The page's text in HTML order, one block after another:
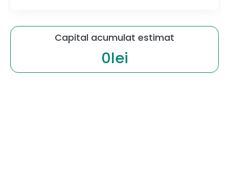
Capital acumulat estimat
0lei